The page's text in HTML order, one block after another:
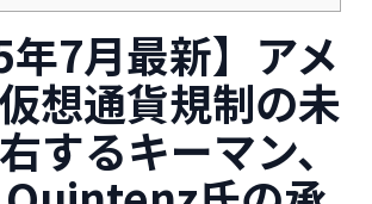
年7月最新】アメ
想通貨規制の未
するキーマン、